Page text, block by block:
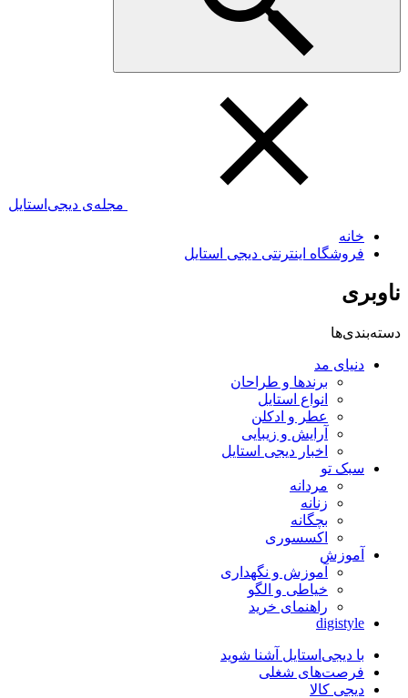
مجله‌ی دیجی‌استایل
خانه
فروشگاه اینترنتی دیجی استایل
ناوبری
دسته‌بندی‌ها
دنیای مد
برندها و طراحان
انواع استایل
عطر و ادکلن
آرایش و زیبایی
اخبار دیجی استایل
سبک تو
مردانه
زنانه
بچگانه
اکسسوری
آموزش
آموزش و نگهداری
خیاطی و الگو
راهنمای خرید
digistyle
با دیجی‌استایل آشنا شوید
فرصت‌های شغلی
دیجی کالا